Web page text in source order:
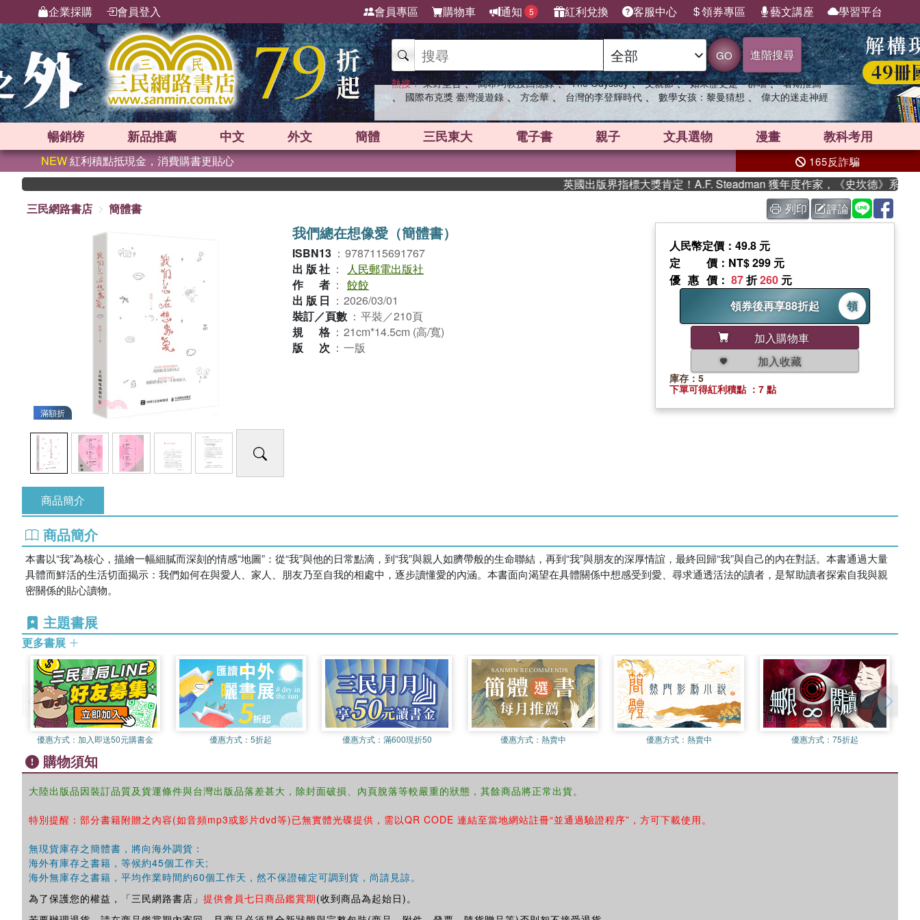
企業採購 會員登入 會員專區 購物車 通知 5 紅利兌換 客服中心 領券專區 藝文講座 學習平台
GO 進階搜尋
熱搜： 東野圭吾 、 高希均教授回憶錄 、 The Odyssey 、 父親節 、 如果歷史是一群喵 、 暑期推薦
、 國際布克獎 臺灣漫遊錄 、 方念華 、 台灣的李登輝時代 、 數學女孩：黎曼猜想 、 偉大的迷走神經
暢銷榜 新品推薦 中文 外文 簡體 三民東大 電子書 親子 文具選物 漫畫 教科考用
NEW紅利積點抵現金，消費購書更貼心 165反詐騙
英國出版界指標大獎肯定！A.F. Steadman 獲年度作家，《史坎德》系列帶你
三民網路書店
簡體書 列印 評論
滿額折
我們總在想像愛（簡體書）
ISBN13 ： 9787115691767
出版社 ：
人民郵電出版社
作者 ： 餃餃
出版日 ： 2026/03/01
裝訂／頁數 ： 平裝／210頁
規格 ： 21cm*14.5cm (高/寬)
版次 ： 一版
人民幣定價：49.8 元
定價 ：NT$ 299 元
優惠價 ： 87折260 元
領券後再享88折起
領
加入購物車
加入收藏
庫存：5
下單可得紅利積點 ：7 點
商品簡介
商品簡介
本書以“我”為核心，描繪一幅細膩而深刻的情感“地圖”：從“我”與他的日常點滴，到“我”與親人如臍帶般的生命聯結，再到“我”與朋友的深厚情誼，最終回歸“我”與自己的內在對話。本書通過大量
具體而鮮活的生活切面揭示：我們如何在與愛人、家人、朋友乃至自我的相處中，逐步讀懂愛的內涵。本書面向渴望在具體關係中想感受到愛、尋求通透活法的讀者，是幫助讀者探索自我與親
密關係的貼心讀物。
主題書展
更多書展
優惠方式： 加入即送50元購書金 優惠方式：5折起 優惠方式： 滿600現折50 優惠方式： 熱賣中 優惠方式： 熱賣中 優惠方式：75折起
購物須知
大陸出版品因裝訂品質及貨運條件與台灣出版品落差甚大，除封面破損、內頁脫落等較嚴重的狀態，其餘商品將正常出貨。
特別提醒：部分書籍附贈之內容(如音頻mp3或影片dvd等)已無實體光碟提供，需以QR CODE 連結至當地網站註冊“並通過驗證程序”，方可下載使用。
無現貨庫存之簡體書，將向海外調貨：
海外有庫存之書籍，等候約45個工作天;
海外無庫存之書籍，平均作業時間約60個工作天，然不保證確定可調到貨，尚請見諒。
為了保護您的權益，「三民網路書店」 提供會員七日商品鑑賞期(收到商品為起始日)。